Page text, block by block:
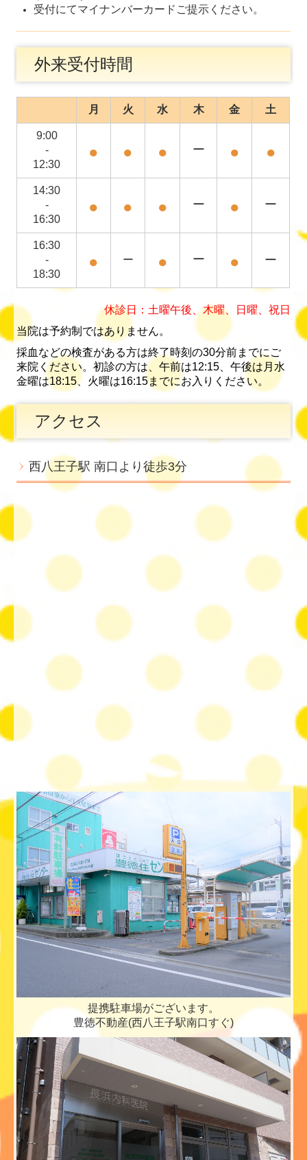
受付にてマイナンバーカードご提示ください。
外来受付時間
月 火 水 木 金 土
9:00
-
12:30
● ● ● ー ● ●
14:30
-
16:30
● ● ● ー ● ー
16:30
-
18:30
● ー ● ー ● ー
休診日：土曜午後、木曜、日曜、祝日
当院は予約制ではありません。
採血などの検査がある方は終了時刻の30分前までにご
来院ください。初診の方は、午前は12:15、午後は月水
金曜は18:15、火曜は16:15までにお入りください。
アクセス
西八王子駅 南口より徒歩3分
提携駐車場がございます。
豊徳不動産(西八王子駅南口すぐ)